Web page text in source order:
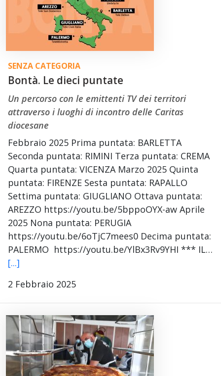
SENZA CATEGORIA
Bontà. Le dieci puntate
Un percorso con le emittenti TV dei territori
attraverso i luoghi di incontro delle Caritas
diocesane
Febbraio 2025 Prima puntata: BARLETTA
Seconda puntata: RIMINI Terza puntata: CREMA
Quarta puntata: VICENZA Marzo 2025 Quinta
puntata: FIRENZE Sesta puntata: RAPALLO
Settima puntata: GIUGLIANO Ottava puntata:
AREZZO https://youtu.be/5bppoOYX-aw Aprile
2025 Nona puntata: PERUGIA
https://youtu.be/6oTjC7mees0 Decima puntata:
PALERMO https://youtu.be/YlBx3Rv9YHI *** IL…
[...]
2 Febbraio 2025